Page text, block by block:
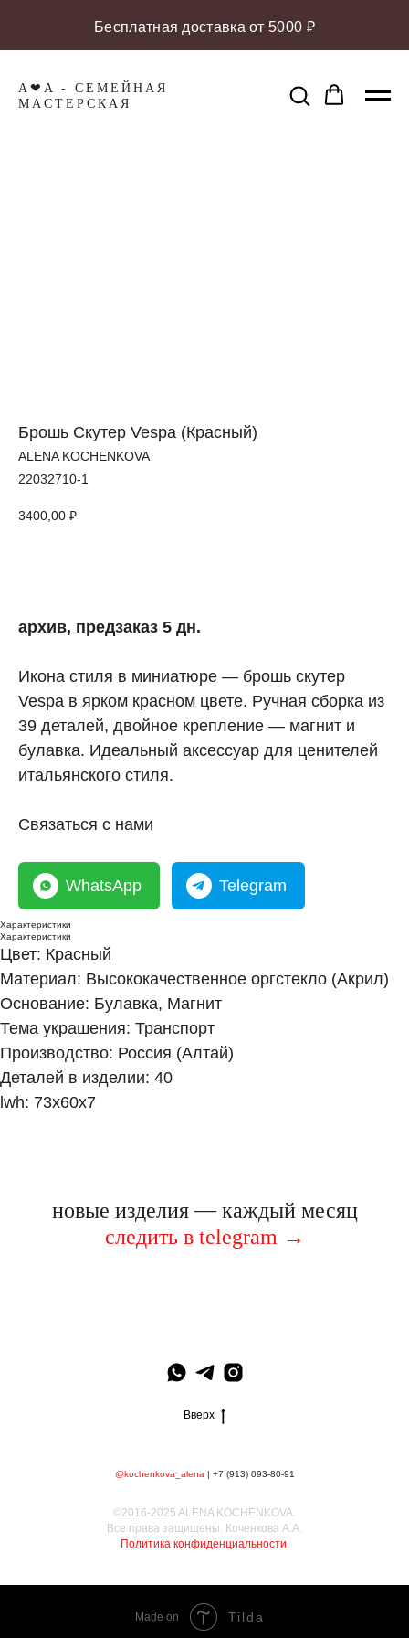
Бесплатная доставка от 5000 ₽
A❤A - СЕМЕЙНАЯ
МАCТЕРСКАЯ
Брошь Скутер Vespa (Красный)
ALENA KOCHENKOVA
22032710-1
3400,00 ₽
архив, предзаказ 5 дн.
Икона стиля в миниатюре — брошь скутер
Vespa в ярком красном цвете. Ручная сборка из
39 деталей, двойное крепление — магнит и
булавка. Идеальный аксессуар для ценителей
итальянского стиля.
Связаться с нами
WhatsApp Telegram
Характеристики
Характеристики
Цвет: Красный
Материал: Высококачественное оргстекло (Акрил)
Основание: Булавка, Магнит
Тема украшения: Транспорт
Производство: Россия (Алтай)
Деталей в изделии: 40
lwh: 73x60x7
новые изделия — каждый месяц
следить в telegram →
Вверх
@kochenkova_alena | +7 (913) 093-80-91
©2016-2025 ALENA KOCHENKOVA.
Все права защищены. Коченкова А.А.
Политика конфиденциальности.
Made on Tilda